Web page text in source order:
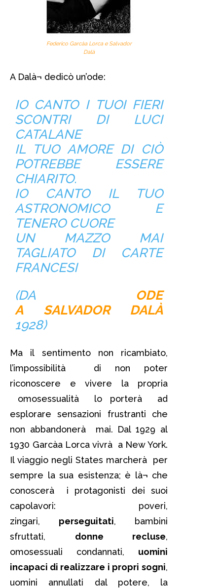
Federico Garcà­a Lorca e Salvador
Dalà­
A Dalà¬ dedicò un’ode:
IO CANTO I TUOI FIERI
SCONTRI DI LUCI
CATALANE
IL TUO AMORE DI CIÒ
POTREBBE ESSERE
CHIARITO.
IO CANTO IL TUO
ASTRONOMICO E
TENERO CUORE
UN MAZZO MAI
TAGLIATO DI CARTE
FRANCESI
(DA ODE
A SALVADOR DALÀ­
1928)
Ma il sentimento non ricambiato,
l’impossibilità di non poter
riconoscere e vivere la propria
omosessualità lo porterà ad
esplorare sensazioni frustranti che
non abbandonerà mai. Dal 1929 al
1930 Garcà­a Lorca vivrà a New York.
Il viaggio negli States marcherà per
sempre la sua esistenza; è là¬ che
conoscerà i protagonisti dei suoi
capolavori: poveri,
zingari, perseguitati, bambini
sfruttati, donne recluse,
omosessuali condannati, uomini
incapaci di realizzare i propri sogni,
uomini annullati dal potere, la